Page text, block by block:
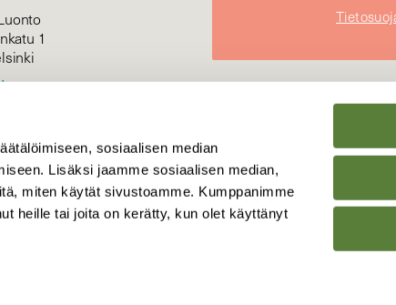
sosiaalisen median
Lisäksi jaamme sosiaalisen median,
miten käytät sivustoamme. Kumppanimme
heille tai joita on kerätty, kun olet käyttänyt
1